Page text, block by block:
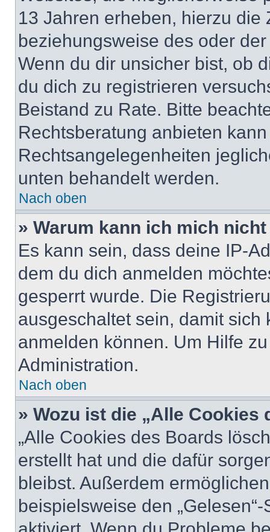
13 Jahren erheben, hierzu die
beziehungsweise des oder
Wenn du dir unsicher bist, ob
du dich zu registrieren
Beistand zu Rate. Bitte
Rechtsberatung anbieten
Rechtsangelegenheiten
unten behandelt werden.
Nach oben
» Warum kann ich mich
Es kann sein, dass deine IP-
dem du dich anmelden
gesperrt wurde. Die
ausgeschaltet sein, damit
anmelden können. Um Hilfe
Administration.
Nach oben
» Wozu ist die „Alle
„Alle Cookies des Boards
erstellt hat und die dafür
bleibst. Außerdem
beispielsweise den